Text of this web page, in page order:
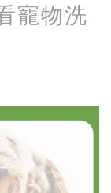
寵物洗